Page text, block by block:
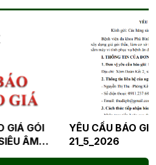
YÊU CẦU BÁO GIÁ MÁY VI TÍNH
21_5_2026